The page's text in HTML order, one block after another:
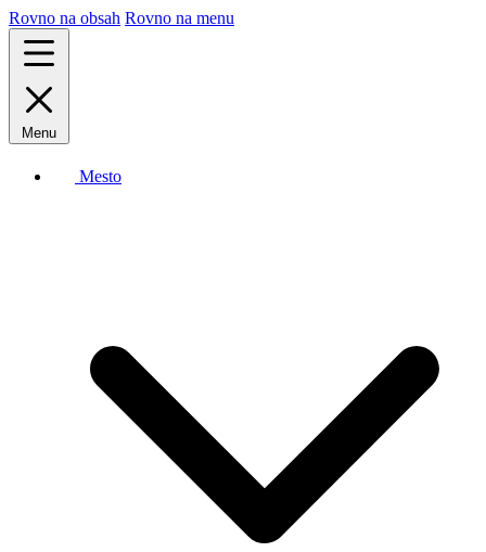
Rovno na obsah Rovno na menu
Menu
Mesto